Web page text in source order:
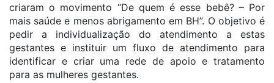
criaram o movimento “De quem é esse bebê? – Por
mais saúde e menos abrigamento em BH”. O objetivo é
pedir a individualização do atendimento a estas
gestantes e instituir um fluxo de atendimento para
identificar e criar uma rede de apoio e tratamento
para as mulheres gestantes.